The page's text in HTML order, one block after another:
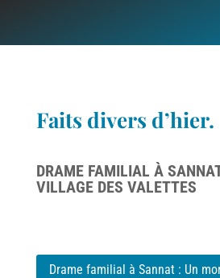
Faits divers d’hier.
DRAME FAMILIAL À
VILLAGE DES VALETTES
Drame familial à Sannat : Un